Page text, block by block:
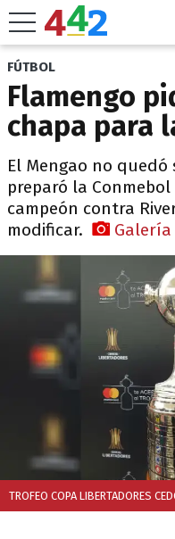
FÚTBOL
Flamengo
chapa para
El Mengao no
preparó la
campeón contra
modificar.
TROFEO COPA LIBERTADORES